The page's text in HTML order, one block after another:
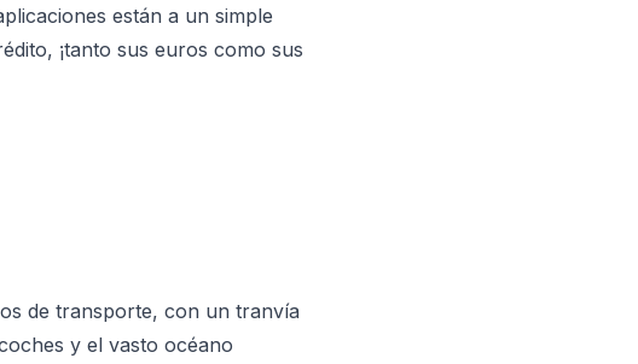
están a un simple
¡tanto sus euros como sus
de transporte, con un tranvía
y el vasto océano